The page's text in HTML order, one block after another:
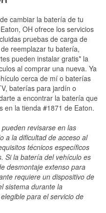
cambiar la batería de tu
OH ofrece los servicios
pruebas de carga de
reemplazar tu batería,
pueden instalar gratis* la
al comprar una nueva. Ya
cerca de mí o baterías
baterías para jardín o
a encontrar la batería que
en la tienda #1871 de Eaton.
revisarse en las
a la dificultad de acceso al
técnicos específicos
Si la batería del vehículo es
desmontaje extenso para
requiere un dispositivo de
sistema durante la
para el servicio de